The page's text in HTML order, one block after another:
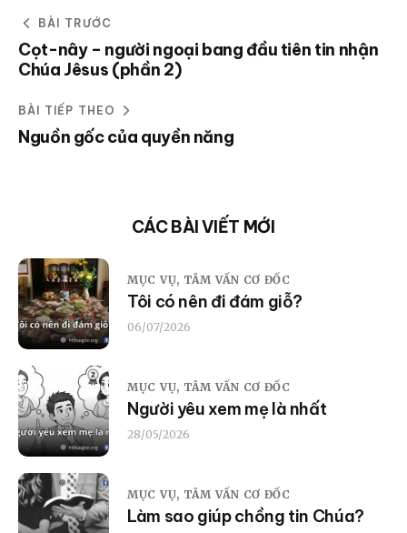
BÀI TRƯỚC
Cọt-nây – người ngoại bang đầu tiên tin nhận
Chúa Jêsus (phần 2)
BÀI TIẾP THEO
Nguồn gốc của quyền năng
CÁC BÀI VIẾT MỚI
MỤC VỤ, TÂM VẤN CƠ ĐỐC
Tôi có nên đi đám giỗ?
06/07/2026
MỤC VỤ, TÂM VẤN CƠ ĐỐC
Người yêu xem mẹ là nhất
28/05/2026
MỤC VỤ, TÂM VẤN CƠ ĐỐC
Làm sao giúp chồng tin Chúa?